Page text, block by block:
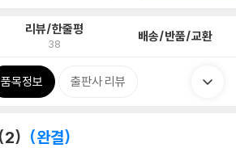
리뷰/한줄평
38 배송/반품/교환
품목정보 출판사 리뷰
2 완결